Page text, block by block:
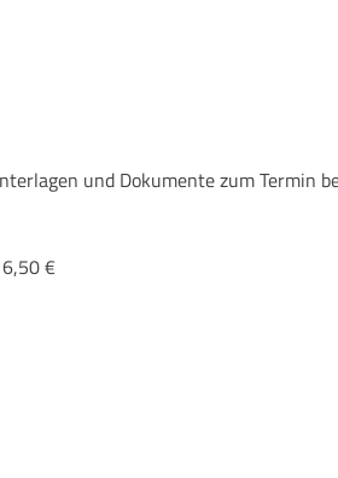
und Dokumente zum Termin
€